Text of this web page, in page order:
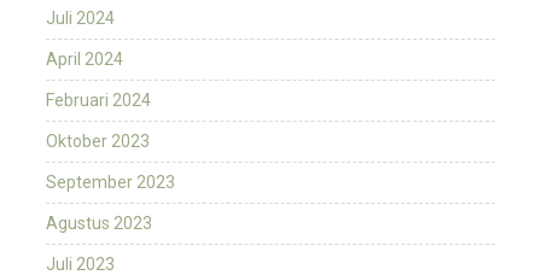
Juli 2024
April 2024
Februari 2024
Oktober 2023
September 2023
Agustus 2023
Juli 2023